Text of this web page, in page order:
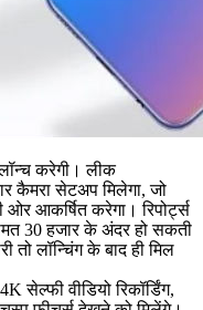
लॉन्च करेगी। लीक
कैमरा सेटअप मिलेगा, जो
आकर्षित करेगा। रिपोर्ट्स
30 हजार के अंदर हो सकती
तो लॉन्चिंग के बाद ही मिल
सेल्फी वीडियो रिकॉर्डिंग,